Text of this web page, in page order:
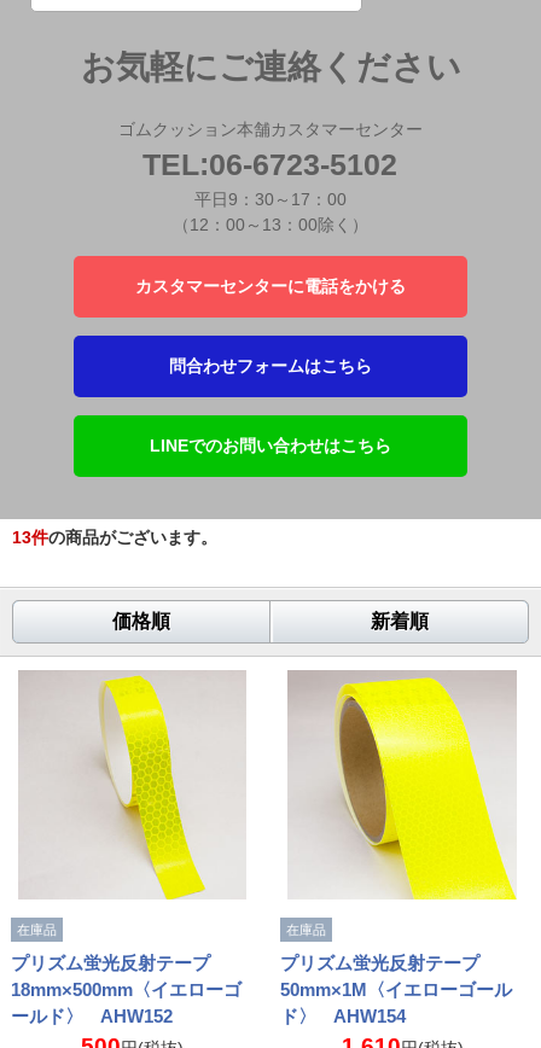
お気軽にご連絡ください
ゴムクッション本舗カスタマーセンター
TEL:06-6723-5102
平日9：30～17：00
（12：00～13：00除く）
カスタマーセンターに電話をかける
問合わせフォームはこちら
LINEでのお問い合わせはこちら
13件の商品がございます。
価格順 新着順
在庫品
プリズム蛍光反射テープ
18mm×500mm〈イエローゴ
ールド〉 AHW152
在庫品
プリズム蛍光反射テープ
50mm×1M〈イエローゴール
ド〉 AHW154